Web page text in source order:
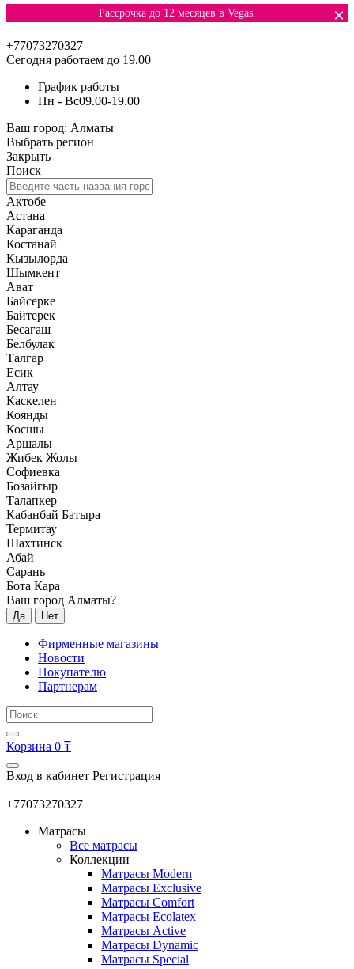
Рассрочка до 12 месяцев в Vegas. ×
+77073270327
Сегодня работаем до 19.00
График работы
Пн - Вс09.00-19.00
Ваш город: Алматы
Выбрать регион
Закрыть
Поиск
Актобе
Астана
Караганда
Костанай
Кызылорда
Шымкент
Ават
Байсерке
Байтерек
Бесагаш
Белбулак
Талгар
Есик
Алтау
Каскелен
Коянды
Косшы
Аршалы
Жибек Жолы
Софиевка
Бозайгыр
Талапкер
Кабанбай Батыра
Термитау
Шахтинск
Абай
Сарань
Бота Кара
Ваш город Алматы?
Да Нет
Фирменные магазины
Новости
Покупателю
Партнерам
Корзина 0 ₸
Вход в кабинет Регистрация
+77073270327
Матрасы
Все матрасы
Коллекции
Матрасы Modern
Матрасы Exclusive
Матрасы Comfort
Матрасы Ecolatex
Матрасы Active
Матрасы Dynamic
Матрасы Special